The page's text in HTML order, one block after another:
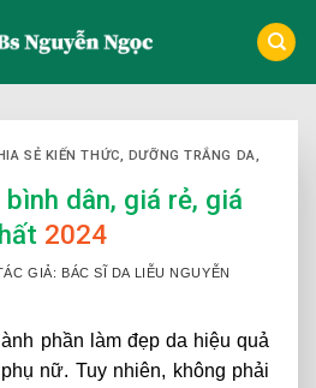
SẺ KIẾN THỨC, DƯỠNG TRẮNG DA,
bình dân, giá rẻ, giá
2024
GIẢ: BÁC SĨ DA LIỄU NGUYỄN
phần làm đẹp da hiệu quả
nữ. Tuy nhiên, không phải